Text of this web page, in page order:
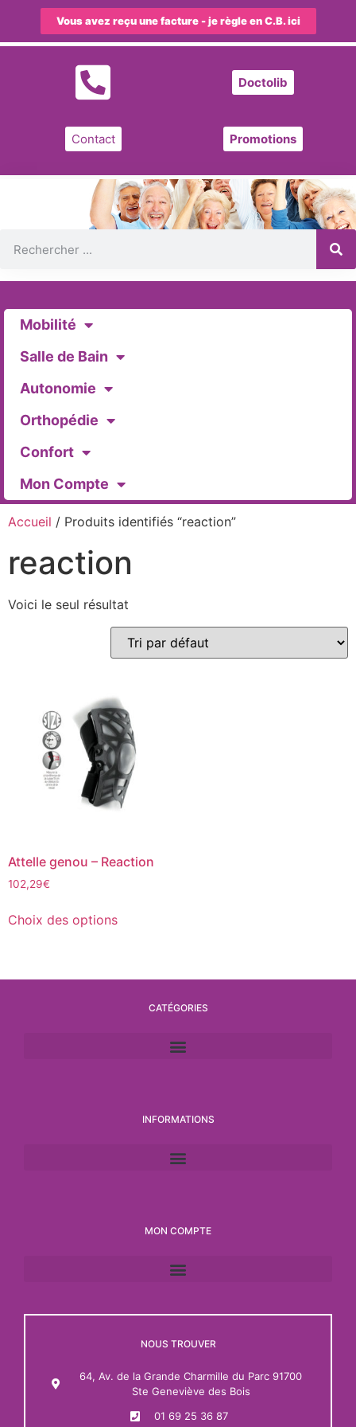
Vous avez reçu une facture - je règle en C.B. ici
Doctolib
Contact Promotions
Mobilité
Salle de Bain
Autonomie
Orthopédie
Confort
Mon Compte
Accueil / Produits identifiés “reaction”
reaction
Voici le seul résultat
Attelle genou – Reaction
102,29€
Choix des options
CATÉGORIES
INFORMATIONS
MON COMPTE
NOUS TROUVER
64, Av. de la Grande Charmille du Parc 91700
Ste Geneviève des Bois
01 69 25 36 87